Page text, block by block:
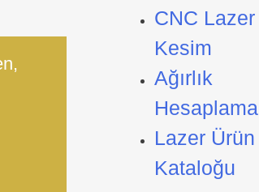
CNC Lazer
Kesim
Ağırlık
Hesaplama
Lazer Ürün
Kataloğu